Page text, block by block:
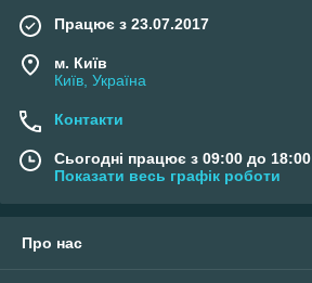
Працює з 23.07.2017
м. Київ
Київ, Україна
Контакти
Сьогодні працює з 09:00 до 18:00
Показати весь графік роботи
Про нас